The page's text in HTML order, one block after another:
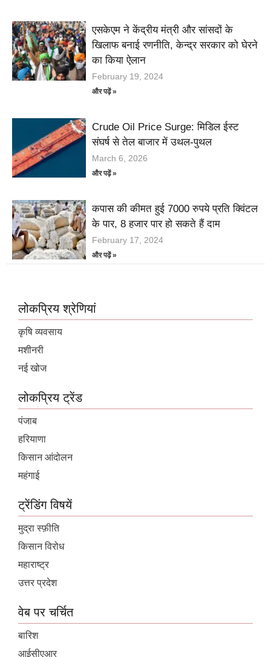
एसकेएम ने केंद्रीय मंत्री और सांसदों के
खिलाफ बनाई रणनीति, केन्द्र सरकार को घेरने
का किया ऐलान
February 19, 2024
और पढ़ें »
Crude Oil Price Surge: मिडिल ईस्ट
संघर्ष से तेल बाजार में उथल-पुथल
March 6, 2026
और पढ़ें »
कपास की कीमत हुई 7000 रुपये प्रति क्विंटल
के पार, 8 हजार पार हो सकते हैं दाम
February 17, 2024
और पढ़ें »
लोकप्रिय श्रेणियां
कृषि व्यवसाय
मशीनरी
नई खोज
लोकप्रिय ट्रेंड
पंजाब
हरियाणा
किसान आंदोलन
महंगाई
ट्रेंडिंग विषयें
मुद्रा स्फ़ीति
किसान विरोध
महाराष्ट्र
उत्तर प्रदेश
वेब पर चर्चित
बारिश
आईसीएआर